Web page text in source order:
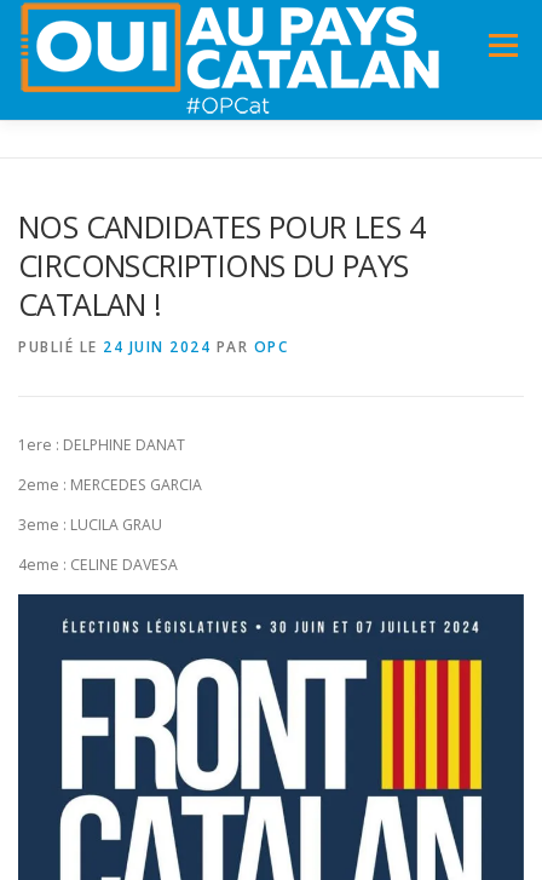
Menu
PANNEAUX POUR MA COMMUNE ! VIDÉOS
ADHÉSION CHARTE DE VALEURS
NOS CANDIDATES POUR LES 4
CIRCONSCRIPTIONS DU PAYS
CATALAN !
PUBLIÉ LE 24 JUIN 2024 PAR OPC
1ere : DELPHINE DANAT
2eme : MERCEDES GARCIA
3eme : LUCILA GRAU
4eme : CELINE DAVESA